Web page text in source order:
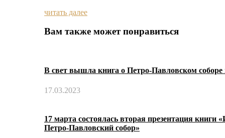
читать далее
Вам также может понравиться
В свет вышла книга о Петро-Павловском соборе
17.03.2023
17 марта состоялась вторая презентация
Петро-Павловский собор»